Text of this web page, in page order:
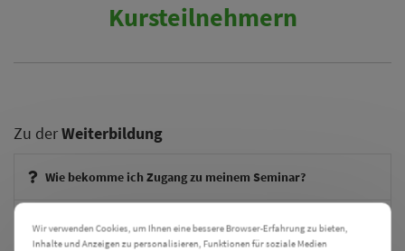
Kursteilnehmern
Zu derWeiterbildung
Wie bekomme ich Zugang zu meinem Seminar?
Benötige ich zusätzliches Material für die Weiterbildungen?
Wir verwenden Cookies, um Ihnen eine bessere Browser-Erfahrung zu bieten,
Inhalte und Anzeigen zu personalisieren, Funktionen für soziale Medien